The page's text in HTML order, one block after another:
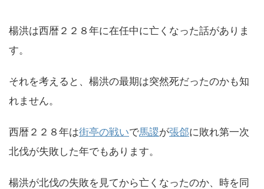
楊洪は西暦２２８年に在任中に亡くなった話がありま
す。
それを考えると、楊洪の最期は突然死だったのかも知
れません。
西暦２２８年は街亭の戦いで馬謖が張郃に敗れ第一次
北伐が失敗した年でもあります。
楊洪が北伐の失敗を見てから亡くなったのか、時を同